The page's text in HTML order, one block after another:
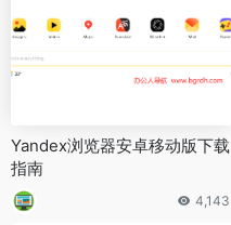
Yandex浏览器安卓移动版下载
指南
4,143